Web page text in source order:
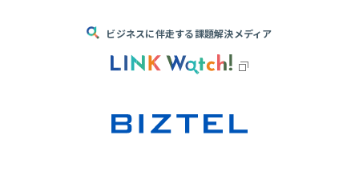
ビジネスに伴走する課題解決メディア